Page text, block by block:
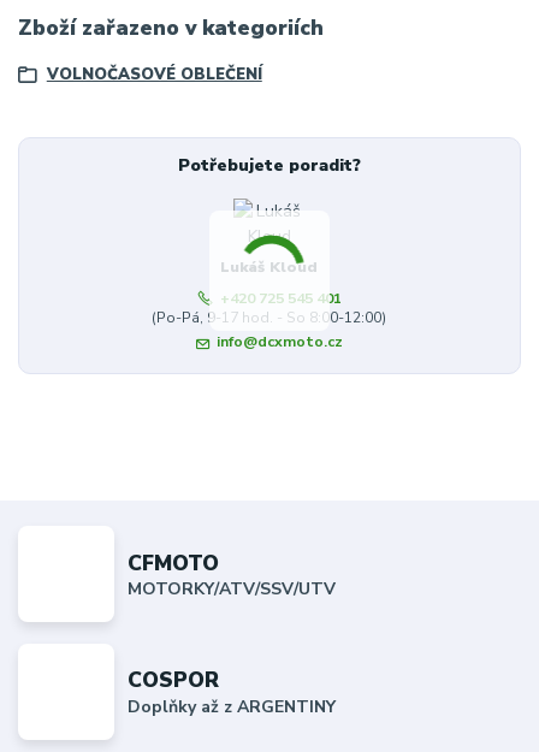
Zboží zařazeno v kategoriích
VOLNOČASOVÉ OBLEČENÍ
Potřebujete poradit?
Lukáš Kloud
+420 725 545 401
(Po-Pá, 9-17 hod. - So 8:00-12:00)
info@dcxmoto.cz
CFMOTO
MOTORKY/ATV/SSV/UTV
COSPOR
Doplňky až z ARGENTINY